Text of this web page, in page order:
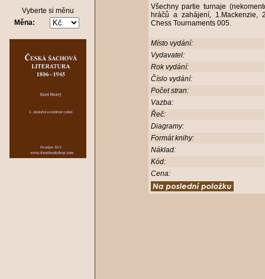
Vyberte si měnu
Měna:
Všechny partie turnaje
hráčů a zahájení, 1.Mackenzie,
Chess Tournaments 005.
Místo vydání:
Vydavatel:
Rok vydání:
Číslo vydání:
Počet stran:
Vazba:
Řeč:
Diagramy:
Formát knihy:
Náklad:
Kód:
Cena: